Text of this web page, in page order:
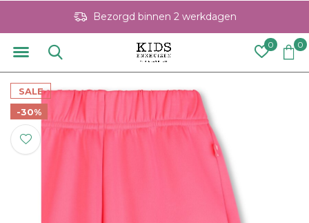
0 0
Bezorgd binnen 2 werkdagen
SALE
-30%